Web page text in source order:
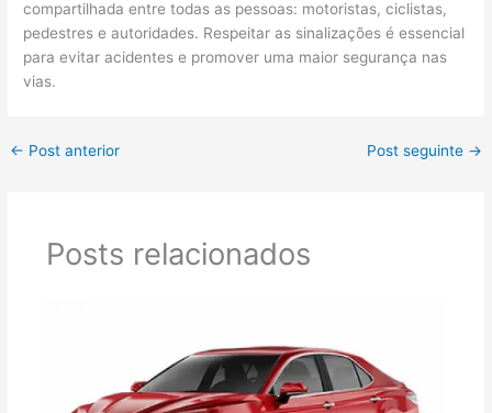
compartilhada entre todas as pessoas: motoristas, ciclistas,
pedestres e autoridades. Respeitar as sinalizações é essencial
para evitar acidentes e promover uma maior segurança nas
vias.
← Post anterior Post seguinte →
Posts relacionados